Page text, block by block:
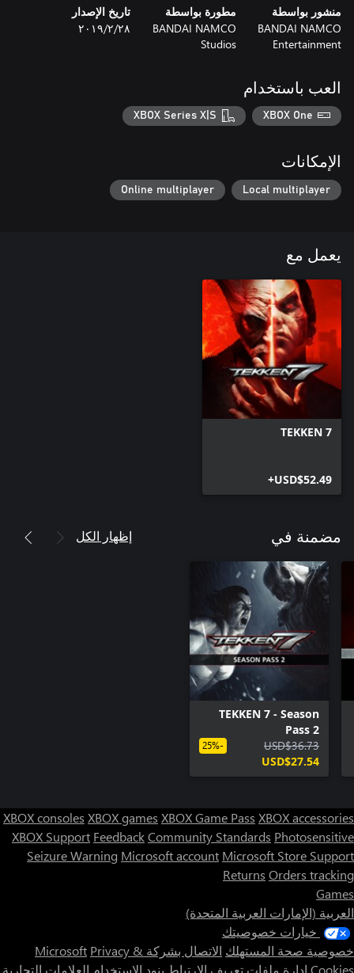
منشور بواسطة
BANDAI NAMCO
Entertainment
مطورة بواسطة
BANDAI NAMCO
Studios
تاريخ الإصدار
٢٨‏/٢‏/٢٠١٩
العب باستخدام
XBOX One
XBOX Series X|S
الإمكانات
Local multiplayer
Online multiplayer
يعمل مع
TEKKEN 7
USD$52.49+
مضمنة في إظهار الكل
TEKKEN 7 - Season
Pass 2
USD$36.73
USD$27.54
-25%
XBOX consoles XBOX games XBOX Game Pass XBOX accessories
XBOX Support FeedbackCommunity Standards Photosensitive
Seizure Warning Microsoft account Microsoft Store Support
Returns Orders tracking
Games
العربية (الإمارات العربية المتحدة)
خيارات خصوصيتك
خصوصية صحة المستهلك الاتصال بشركة Microsoft Privacy &
Cookies إدارة ملفات تعريف الارتباط بنود الاستخدام العلامات التجارية